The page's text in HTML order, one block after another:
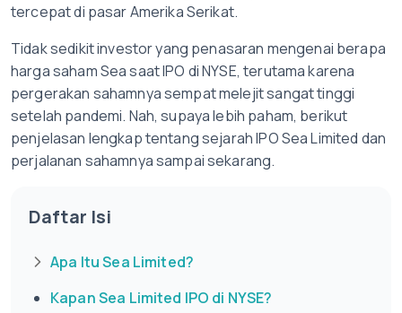
tercepat di pasar Amerika Serikat.
Tidak sedikit investor yang penasaran mengenai berapa
harga saham Sea saat IPO di NYSE, terutama karena
pergerakan sahamnya sempat melejit sangat tinggi
setelah pandemi. Nah, supaya lebih paham, berikut
penjelasan lengkap tentang sejarah IPO Sea Limited dan
perjalanan sahamnya sampai sekarang.
Daftar Isi
Apa Itu Sea Limited?
Kapan Sea Limited IPO di NYSE?